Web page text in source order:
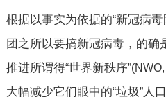
根据以事实为依据的“新冠病毒
团之所以要搞新冠病毒，的确
推进所谓得“世界新秩序
大幅减少它们眼中的“垃圾”人口